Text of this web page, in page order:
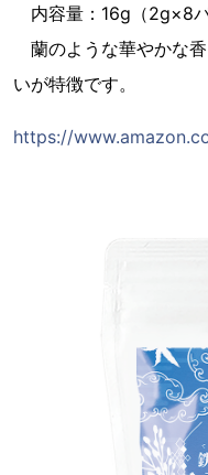
内容量：16g（2g×8パ
蘭のような華やかな
いが特徴です。
https://